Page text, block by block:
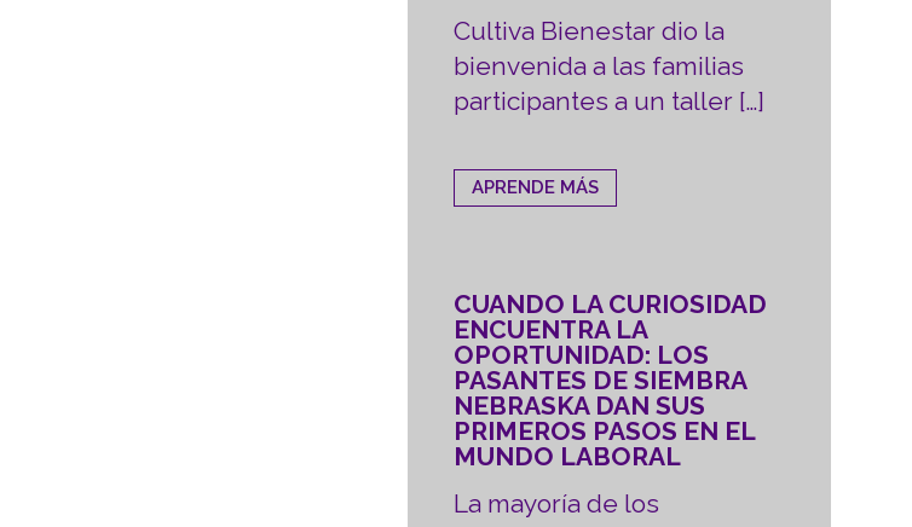
Cultiva Bienestar dio la
bienvenida a las familias
participantes a un taller […]
APRENDE MÁS
CUANDO LA CURIOSIDAD
ENCUENTRA LA
OPORTUNIDAD: LOS
PASANTES DE SIEMBRA
NEBRASKA DAN SUS
PRIMEROS PASOS EN EL
MUNDO LABORAL
La mayoría de los